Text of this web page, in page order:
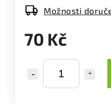
70 Kč
Možnosti